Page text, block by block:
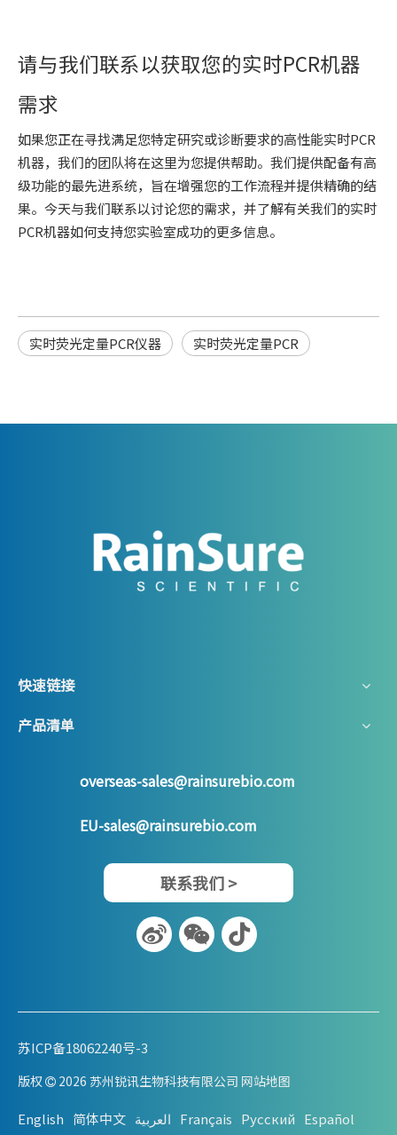
请与我们联系以获取您的实时PCR机器
需求
如果您正在寻找满足您特定研究或诊断要求的高性能实时PCR
机器，我们的团队将在这里为您提供帮助。我们提供配备有高
级功能的最先进系统，旨在增强您的工作流程并提供精确的结
果。今天与我们联系以讨论您的需求，并了解有关我们的实时
PCR机器如何支持您实验室成功的更多信息。
实时荧光定量PCR仪器 实时荧光定量PCR
快速链接
产品清单
overseas-sales@rainsurebio.com
EU-sales@rainsurebio.com
联系我们 >
苏ICP备18062240号-3
版权  2026 苏州锐讯生物科技有限公司 网站地图
English 简体中文 العربية Français Pусский Español